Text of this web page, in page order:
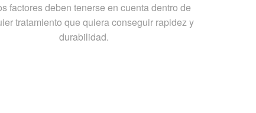
factores deben tenerse en cuenta dentro de
tratamiento que quiera conseguir rapidez y
durabilidad.